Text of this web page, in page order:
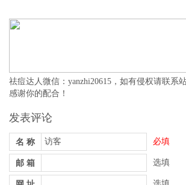
祛痘达人微信：yanzhi20615，如有侵权请联系
感谢你的配合！
发表评论
名 称 必填
邮 箱 选填